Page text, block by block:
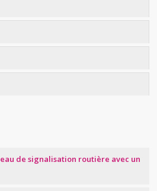
de signalisation routière avec un